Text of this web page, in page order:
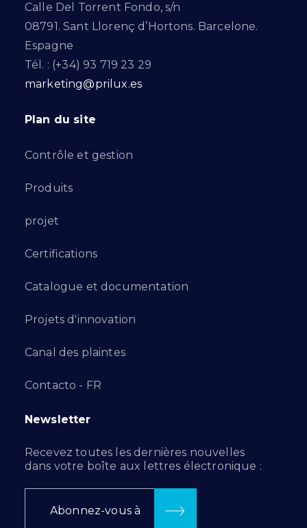
Calle Del Torrent Fondo, s/n
08791. Sant Llorenç d’Hortons. Barcelone.
Espagne
Tél. : (+34) 93 719 23 29
marketing@prilux.es
Plan du site
Contrôle et gestion
Produits
projet
Certifications
Catalogue et documentation
Projets d'innovation
Canal des plaintes
Contacto - FR
Newsletter
Recevez toutes les dernières nouvelles
dans votre boîte aux lettres électronique :
Abonnez-vous à